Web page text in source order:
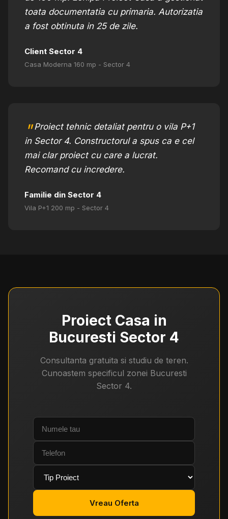
toata documentatia cu primaria. Autorizatia
a fost obtinuta in 25 de zile.
Client Sector 4
Casa Moderna 160 mp - Sector 4
Proiect tehnic detaliat pentru o vila P+1
in Sector 4. Constructorul a spus ca e cel
mai clar proiect cu care a lucrat.
Recomand cu incredere.
Familie din Sector 4
Vila P+1 200 mp - Sector 4
Proiect Casa in
Bucuresti Sector 4
Consultanta gratuita si studiu de teren.
Cunoastem specificul zonei Bucuresti
Sector 4.
Vreau Oferta